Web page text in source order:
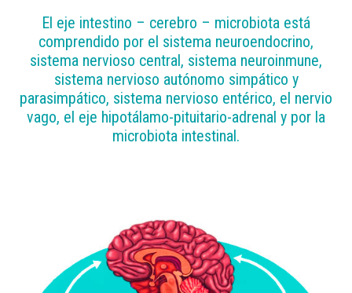
El eje intestino – cerebro – microbiota está
comprendido por el sistema neuroendocrino,
sistema nervioso central, sistema neuroinmune,
sistema nervioso autónomo simpático y
parasimpático, sistema nervioso entérico, el nervio
vago, el eje hipotálamo-pituitario-adrenal y por la
microbiota intestinal.